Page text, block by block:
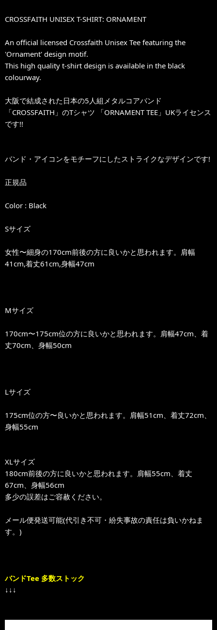
CROSSFAITH UNISEX T-SHIRT: ORNAMENT
An official licensed Crossfaith Unisex Tee featuring the
'Ornament' design motif.
This high quality t-shirt design is available in the black
colourway.
大阪で結成された日本の5人組メタルコアバンド
「CROSSFAITH」のTシャツ 「ORNAMENT TEE」UKライセンス
です!!
バンド・アイコンをモチーフにしたストライクなデザインです!
正規品
Color : Black
Sサイズ
女性〜細身の170cm前後の方に良いかと思われます。肩幅
41cm,着丈61cm,身幅47cm
Mサイズ
170cm〜175cm位の方に良いかと思われます。肩幅47cm、着
丈70cm、身幅50cm
Lサイズ
175cm位の方〜良いかと思われます。肩幅51cm、着丈72cm、
身幅55cm
XLサイズ
180cm前後の方に良いかと思われます。肩幅55cm、着丈
67cm、身幅56cm
多少の誤差はご容赦ください。
メール便発送可能(代引き不可・紛失事故の責任は負いかねま
す。)
バンドTee 多数ストック
↓↓↓